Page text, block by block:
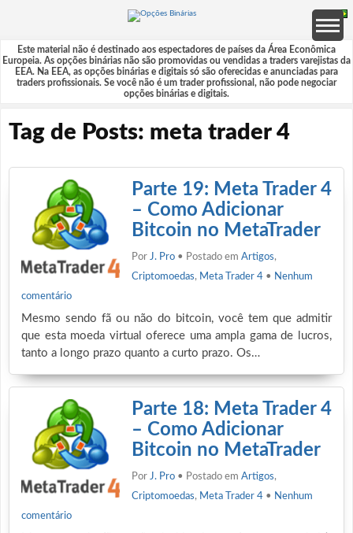
Este material não é destinado aos espectadores de países da Área Econômica
Europeia. As opções binárias não são promovidas ou vendidas a traders varejistas da
EEA. Na EEA, as opções binárias e digitais só são oferecidas e anunciadas para
traders profissionais. Se você não é um trader profissional, não pode negociar
opções binárias e digitais.
Tag de Posts: meta trader 4
Parte 19: Meta Trader 4
– Como Adicionar
Bitcoin no MetaTrader
Por J. Pro • Postado em Artigos,
Criptomoedas, Meta Trader 4 • Nenhum
comentário
Mesmo sendo fã ou não do bitcoin, você tem que admitir
que esta moeda virtual oferece uma ampla gama de lucros,
tanto a longo prazo quanto a curto prazo. Os…
Parte 18: Meta Trader 4
– Como Adicionar
Bitcoin no MetaTrader
Por J. Pro • Postado em Artigos,
Criptomoedas, Meta Trader 4 • Nenhum
comentário